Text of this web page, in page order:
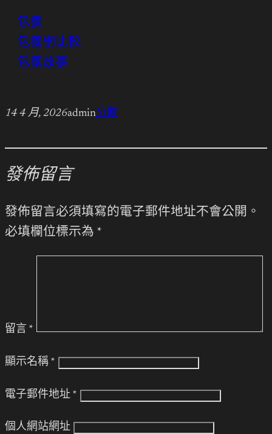
包養
包養網比較
包養故事
14 4 月, 2026admin分數
發佈留言
發佈留言必須填寫的電子郵件地址不會公開。
必填欄位標示為 *
留言 *
顯示名稱 *
電子郵件地址 *
個人網站網址